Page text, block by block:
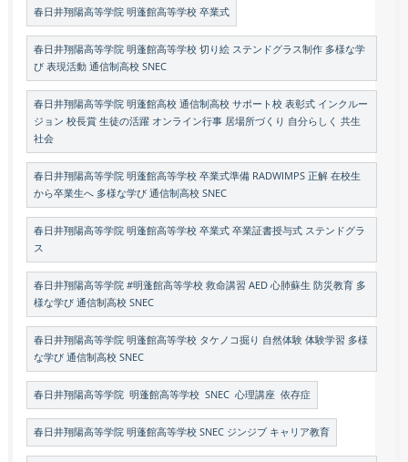
春日井翔陽高等学院 明蓬館高等学校 卒業式
春日井翔陽高等学院 明蓬館高等学校 切り絵 ステンドグラス制作 多様な学
び 表現活動 通信制高校 SNEC
春日井翔陽高等学院 明蓬館高校 通信制高校 サポート校 表彰式 インクルー
ジョン 校長賞 生徒の活躍 オンライン行事 居場所づくり 自分らしく 共生
社会
春日井翔陽高等学院 明蓬館高等学校 卒業式準備 RADWIMPS 正解 在校生
から卒業生へ 多様な学び 通信制高校 SNEC
春日井翔陽高等学院 明蓬館高等学校 卒業式 卒業証書授与式 ステンドグラ
ス
春日井翔陽高等学院 #明蓬館高等学校 救命講習 AED 心肺蘇生 防災教育 多
様な学び 通信制高校 SNEC
春日井翔陽高等学院 明蓬館高等学校 タケノコ掘り 自然体験 体験学習 多様
な学び 通信制高校 SNEC
春日井翔陽高等学院 明蓬館高等学校 SNEC 心理講座 依存症
春日井翔陽高等学院 明蓬館高等学校 SNEC ジンジブ キャリア教育